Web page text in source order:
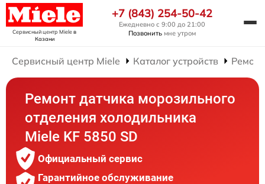
Сервисный центр Mieleв
Казани
+7 (843) 254-50-42
Ежедневно с 9:00 до 21:00
Позвонить мне утром
Сервисный центр Miele Каталог устройств
Ремонт датчика морозильного
отделения холодильника
Miele KF 5850 SD
Официальный сервис
Гарантийное обслуживание